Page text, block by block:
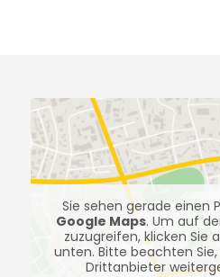
Sie sehen gerade einen
Google Maps. Um auf
zuzugreifen, klicken Sie
unten. Bitte beachten
Drittanbieter